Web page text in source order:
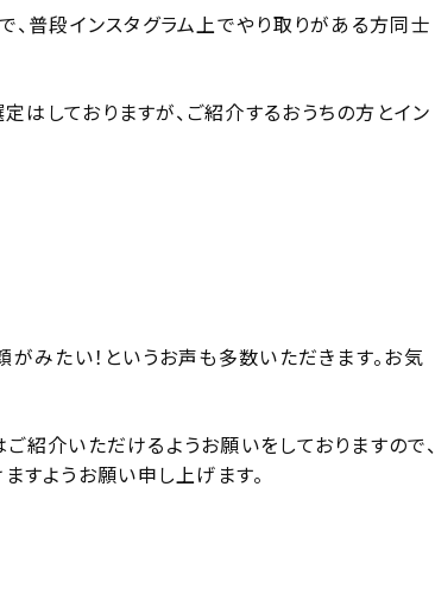
、普段インスタグラム上でやり取りがある方同士
はしておりますが、ご紹介するおうちの方とイン
みたい！というお声も多数いただきます。お気
介いただけるようお願いをしておりますので、
ようお願い申し上げます。